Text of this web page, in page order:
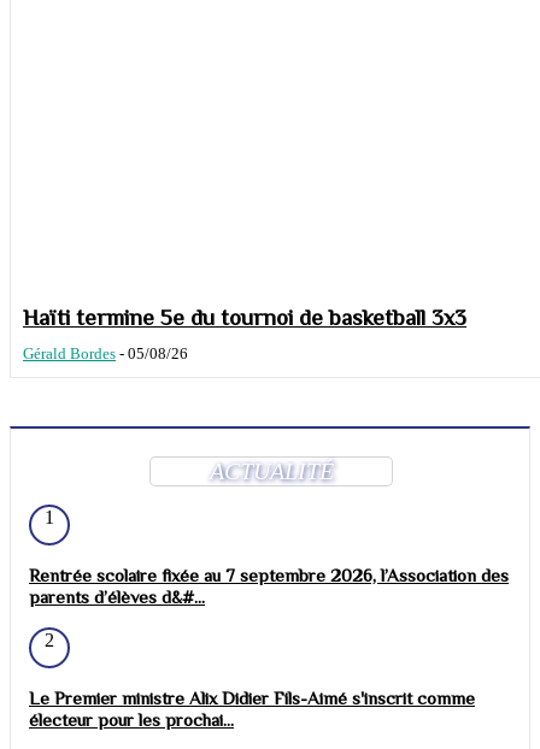
Haïti termine 5e du tournoi de basketball 3x3
Gérald Bordes - 05/08/26
ACTUALITÉ
1
Rentrée scolaire fixée au 7 septembre 2026, l’Association des
parents d’élèves d&#...
2
Le Premier ministre Alix Didier Fils-Aimé s'inscrit comme
électeur pour les prochai...